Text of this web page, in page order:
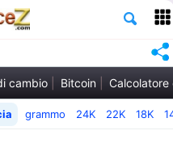
cambio Bitcoin
grammo 24K 22K 18K